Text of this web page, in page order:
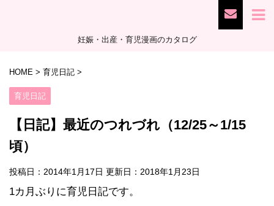
妊娠・出産・育児漫画のカタログ
HOME > 育児日記 >
育児日記
【日記】最近のつれづれ（12/25～1/15
頃）
投稿日：2014年1月17日 更新日： 2018年1月23日
1カ月ぶりに育児日記です。